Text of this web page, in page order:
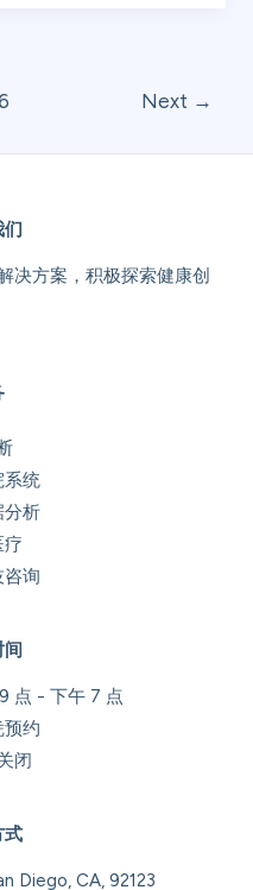
Next →
们
决方案，积极探索健康创
系统
分析
疗
询
间
点 - 下午 7 点
预约
闭
式
Diego, CA, 92123